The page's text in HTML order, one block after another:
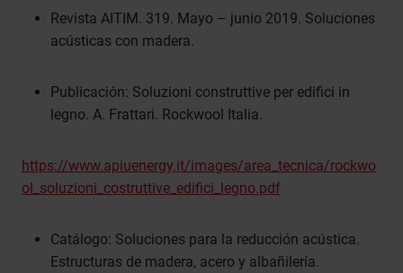
Revista AITIM. 319. Mayo – junio 2019. Soluciones
acústicas con madera.
Publicación: Soluzioni construttive per edifici in
legno. A. Frattari. Rockwool Italia.
https://www.apiuenergy.it/images/area_tecnica/rockwo
ol_soluzioni_costruttive_edifici_legno.pdf
Catálogo: Soluciones para la reducción acústica.
Estructuras de madera, acero y albañilería.